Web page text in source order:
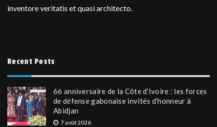
inventore veritatis et quasi architecto.
Recent Posts
66 anniversaire de la Côte d’Ivoire : les forces
de défense gabonaise invités d’honneur à
Abidjan
7 août 2026